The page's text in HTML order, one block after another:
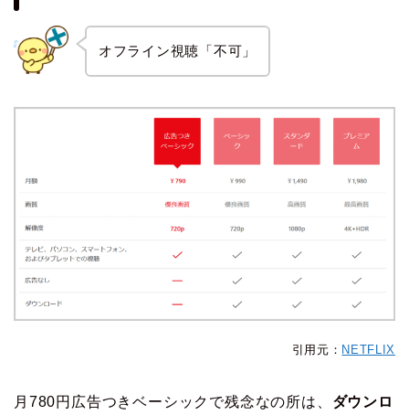
オフライン視聴「不可」
引用元： NETFLIX
月780円広告つきベーシックで残念なの所は、 ダウンロ